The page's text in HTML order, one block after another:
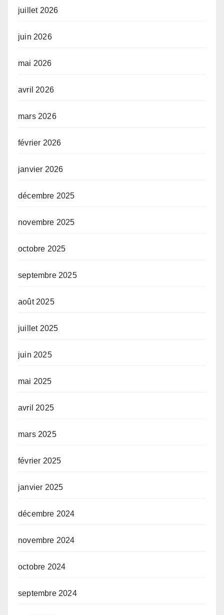
juillet 2026
juin 2026
mai 2026
avril 2026
mars 2026
février 2026
janvier 2026
décembre 2025
novembre 2025
octobre 2025
septembre 2025
août 2025
juillet 2025
juin 2025
mai 2025
avril 2025
mars 2025
février 2025
janvier 2025
décembre 2024
novembre 2024
octobre 2024
septembre 2024